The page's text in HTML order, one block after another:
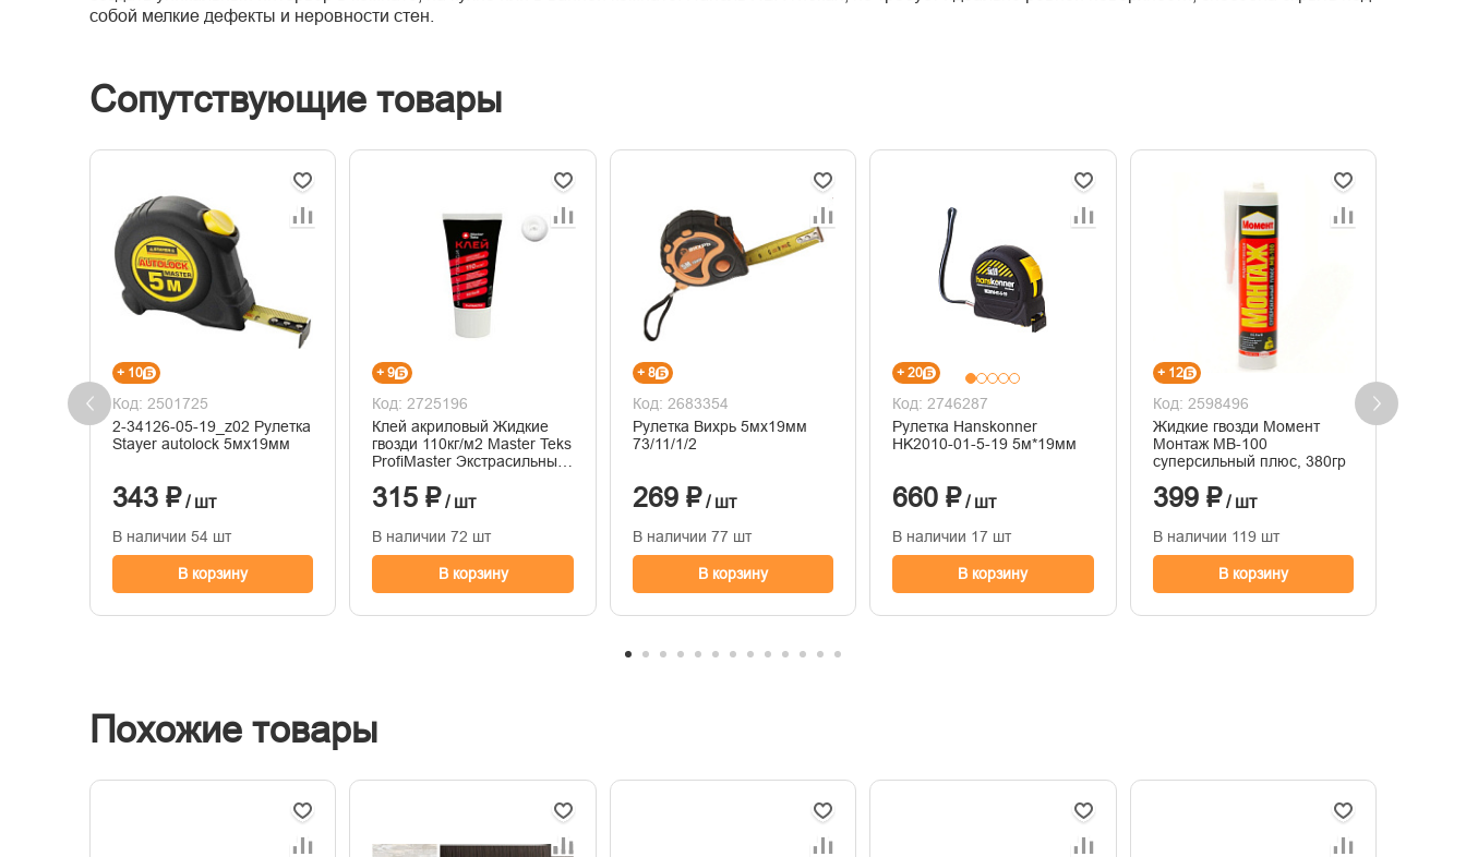
собой мелкие дефекты и неровности стен.
Сопутствующие товары
+ 10
Код: 2501725
2-34126-05-19_z02 Рулетка
Stayer autolock 5мх19мм
343 ₽ / шт
В наличии 54 шт
В корзину
+ 9
Код: 2725196
Клей акриловый Жидкие
гвозди 110кг/м2 Master Teks
ProfiMaster Экстрасильный,
315 ₽ / шт
В наличии 72 шт
В корзину
+ 8
Код: 2683354
Рулетка Вихрь 5мх19мм
73/11/1/2
269 ₽/ шт
В наличии 77 шт
В корзину
+ 20
Код: 2746287
Рулетка Hanskonner
HK2010-01-5-19 5м*19мм
660 ₽ / шт
В наличии 17 шт
В корзину
+ 12
Код: 2598496
Жидкие гвозди Момент
Монтаж MB-100
суперсильный плюс, 380гр
399 ₽/ шт
В наличии 119 шт
В корзину
Похожие товары